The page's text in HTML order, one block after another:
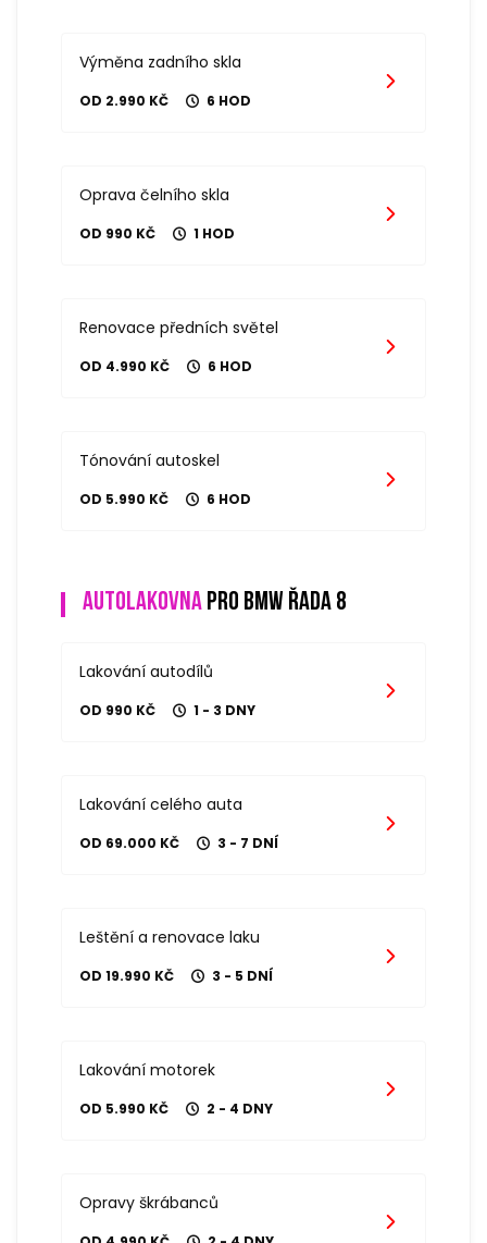
Výměna zadního skla
OD 2.990 KČ 6 HOD
Oprava čelního skla
OD 990 KČ 1 HOD
Renovace předních světel
OD 4.990 KČ 6 HOD
Tónování autoskel
OD 5.990 KČ 6 HOD
Autolakovna pro bmw řada 8
Lakování autodílů
OD 990 KČ 1 - 3 DNY
Lakování celého auta
OD 69.000 KČ 3 - 7 DNÍ
Leštění a renovace laku
OD 19.990 KČ 3 - 5 DNÍ
Lakování motorek
OD 5.990 KČ 2 - 4 DNY
Opravy škrábanců